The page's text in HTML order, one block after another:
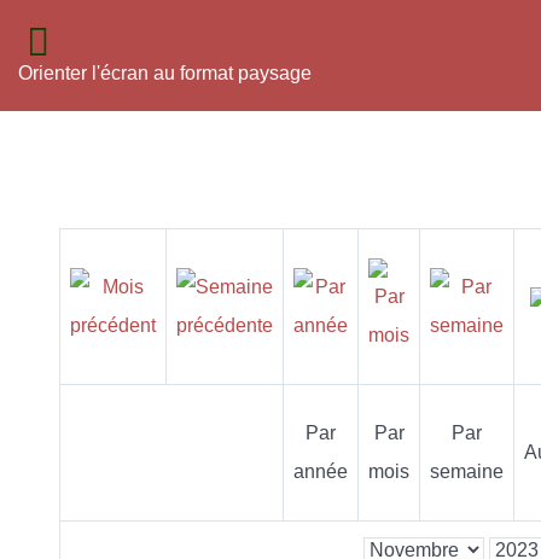
Orienter l'écran au format paysage
Par
année
Par
mois
Par
semaine